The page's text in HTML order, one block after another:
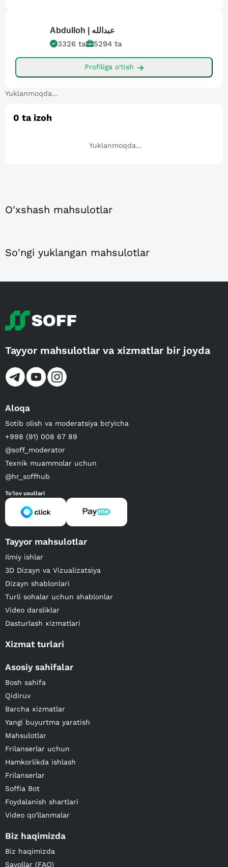
Abdulloh | عبدالله
3326 ta 5294 ta
Profiliga o'tish
Yuklanmoqda...
0 ta izoh
Yuklanmoqda...
O'xshash mahsulotlar
So'ngi yuklangan mahsulotlar
Tayyor mahsulotlar va xizmatlar bir joyda
Aloqa
Sotib olish va moderatsiya bo‘yicha
+998 (91) 008 67 89
@soff_moderator
Texnik muammolar uchun
@hr_soffhub
To'lov usullari
Tayyor mahsulotlar
Ilmiy ishlar
3D Dizayn va Vizualizatsiya
Dizayn shablonlari
Turli sohalar uchun shablonlar
Video darsliklar
Dasturlash xizmatlari
Xizmat turlari
Asosiy sahifalar
Bosh sahifa
Qidiruv
Barcha xizmatlar
Yangi buyurtma yaratish
Mahsulotlar
Frilanserlar uchun
Hamkorlikda ishlash
Frilanserlar
Soffia Bot
Foydalanish shartlari
Video qo'llanmalar
Biz haqimizda
Biz haqimizda
Savollar (FAQ)